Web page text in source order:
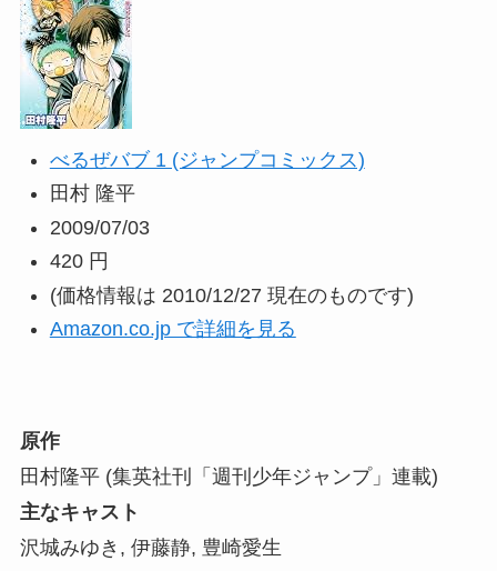
べるぜバブ 1 (ジャンプコミックス)
田村 隆平
2009/07/03
420 円
(価格情報は 2010/12/27 現在のものです)
Amazon.co.jp で詳細を見る
原作
田村隆平 (集英社刊「週刊少年ジャンプ」連載)
主なキャスト
沢城みゆき, 伊藤静, 豊崎愛生